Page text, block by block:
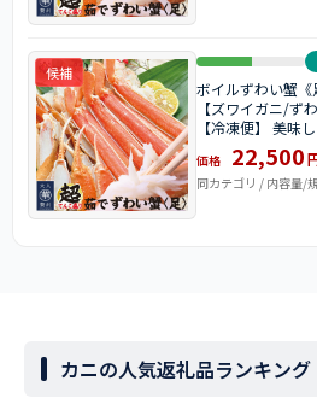
候補
ボイルずわい蟹
【ズワイガニ/ず
【冷凍便】 美味
価格 22,500
同カテゴリ / 内容量/
カニの人気返礼品ランキング